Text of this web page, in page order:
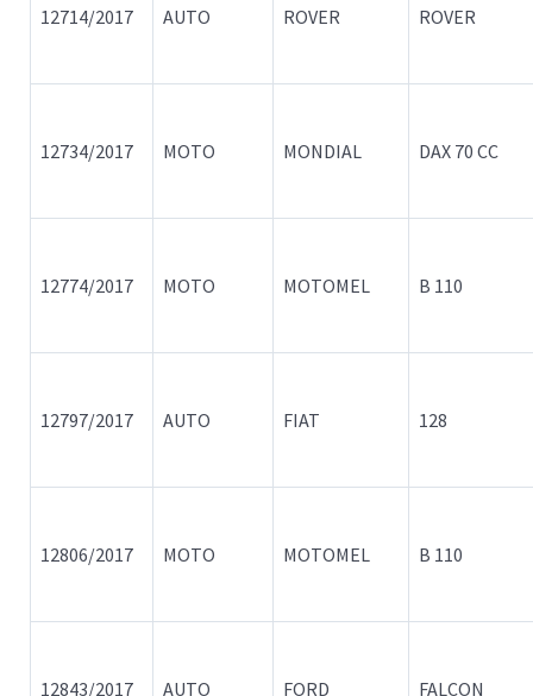
12714/2017 AUTO ROVER ROVER
12734/2017 MOTO MONDIAL DAX 70 CC
12774/2017 MOTO MOTOMEL B 110
12797/2017 AUTO FIAT 128
12806/2017 MOTO MOTOMEL B 110
12843/2017 AUTO FORD FALCON